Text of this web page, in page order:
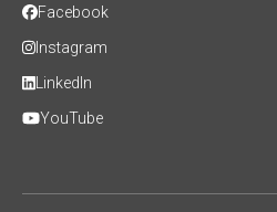
Facebook
Instagram
LinkedIn
YouTube